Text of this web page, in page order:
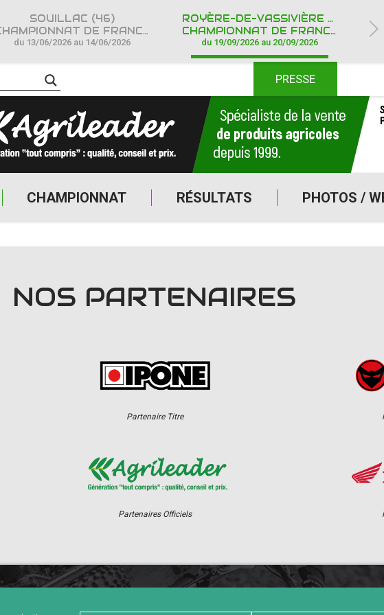
CHAMPIONNAT RÉSULTATS PHOTOS /
PRESSE
SOUILLAC (46)
DE FRANCE CROSS COUNTRY IPONE
du 13/06/2026 au 14/06/2026
ROYÈRE-DE-VASSIVIÈRE (23)
CHAMPIONNAT DE FRANCE CROSS COUNTRY IPONE
du 19/09/2026 au 20/09/2026
NOS PARTENAIRES
Partenaire Titre
Partenaires Officiels
CHAMPIONNAT RÉSULTATS PHOTOS /